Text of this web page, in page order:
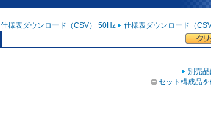
仕様表ダウンロード（CSV） 50Hz 仕様表ダウンロード（
別売
セット構成品